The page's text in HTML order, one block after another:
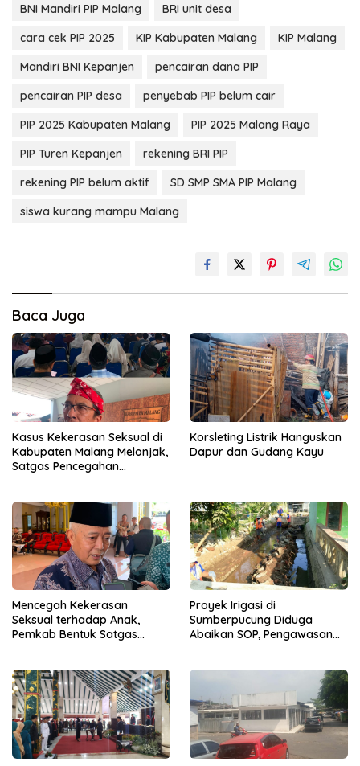
BNI Mandiri PIP Malang
BRI unit desa
cara cek PIP 2025
KIP Kabupaten Malang
KIP Malang
Mandiri BNI Kepanjen
pencairan dana PIP
pencairan PIP desa
penyebab PIP belum cair
PIP 2025 Kabupaten Malang
PIP 2025 Malang Raya
PIP Turen Kepanjen
rekening BRI PIP
rekening PIP belum aktif
SD SMP SMA PIP Malang
siswa kurang mampu Malang
Baca Juga
Kasus Kekerasan Seksual di
Kabupaten Malang Melonjak,
Satgas Pencegahan
Korsleting Listrik Hanguskan
Dapur dan Gudang Kayu
Mencegah Kekerasan
Seksual terhadap Anak,
Pemkab Bentuk Satgas
Proyek Irigasi di
Sumberpucung Diduga
Abaikan SOP, Pengawasan